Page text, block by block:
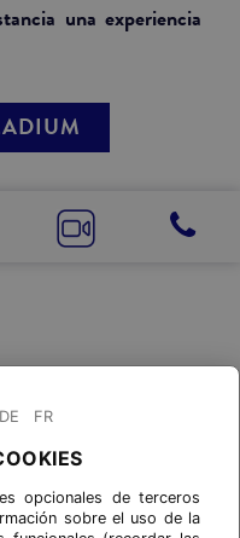
una experiencia
DE FR
opcionales de terceros
sobre el uso de la